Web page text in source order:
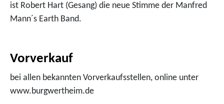
ist Robert Hart (Gesang) die neue Stimme der Manfred
Mann´s Earth Band.
Vorverkauf
bei allen bekannten Vorverkaufsstellen, online unter
www.burgwertheim.de